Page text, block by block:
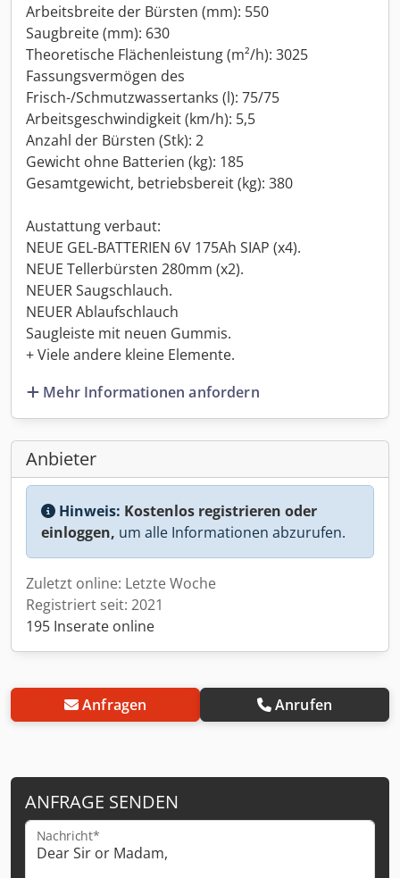
Arbeitsbreite der Bürsten (mm): 550
Saugbreite (mm): 630
Theoretische Flächenleistung (m²/h): 3025
Fassungsvermögen des
Frisch-/Schmutzwassertanks (l): 75/75
Arbeitsgeschwindigkeit (km/h): 5,5
Anzahl der Bürsten (Stk): 2
Gewicht ohne Batterien (kg): 185
Gesamtgewicht, betriebsbereit (kg): 380
Austattung verbaut:
NEUE GEL-BATTERIEN 6V 175Ah SIAP (x4).
NEUE Tellerbürsten 280mm (x2).
NEUER Saugschlauch.
NEUER Ablaufschlauch
Saugleiste mit neuen Gummis.
+ Viele andere kleine Elemente.
Mehr Informationen anfordern
Anbieter
Hinweis: Kostenlos registrieren oder
einloggen, um alle Informationen abzurufen.
Zuletzt online: Letzte Woche
Registriert seit: 2021
195 Inserate online
Anfragen Anrufen
ANFRAGE SENDEN
Nachricht*